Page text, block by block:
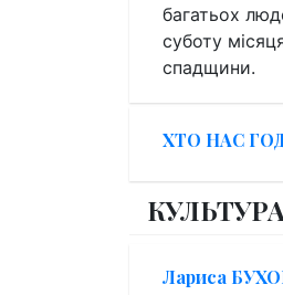
багатьох
суботу
спадщини.
ХТО НАС
КУЛЬТУРА
Лариса